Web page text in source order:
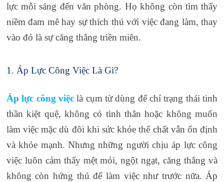
lực mỗi sáng đến văn phòng. Họ không còn tìm thấy
niềm đam mê hay sự thích thú với việc đang làm, thay
vào đó là sự căng thẳng triền miên.
1. Áp Lực Công Việc Là Gì?
Áp lực công việclà cụm từ dùng để chỉ trạng thái tinh
thần kiệt quệ, không có tình thân hoặc không muốn
làm việc mặc dù đôi khi sức khỏe thể chất vẫn ổn định
và khỏe mạnh. Nhưng những người chịu áp lực công
việc luôn cảm thấy mệt mỏi, ngột ngạt, căng thẳng và
không còn hứng thú để làm việc như trước nữa. Áp